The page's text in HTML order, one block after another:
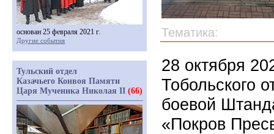
Тематика:
28 октября
Тобольского
боевой
«Покров
основан 25 февраля 2021 г.
Другие события
Тульский отдел
Казачьего Конвоя Памяти
Царя Мученика Николая II (66)